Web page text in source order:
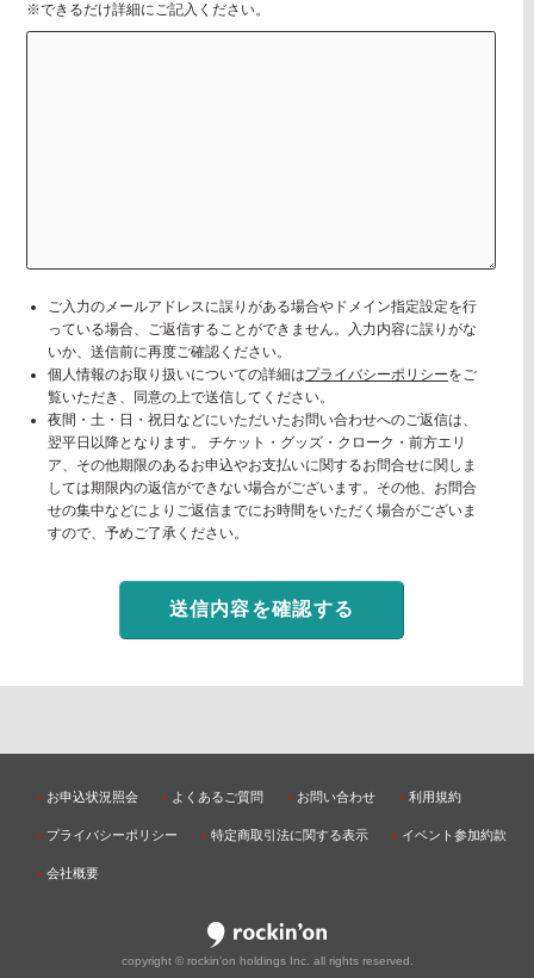
※できるだけ詳細にご記入ください。
ご入力のメールアドレスに誤りがある場合やドメイン指定設定を行
っている場合、ご返信することができません。入力内容に誤りがな
いか、送信前に再度ご確認ください。
個人情報のお取り扱いについての詳細はプライバシーポリシーをご
覧いただき、同意の上で送信してください。
夜間・土・日・祝日などにいただいたお問い合わせへのご返信は、
翌平日以降となります。 チケット・グッズ・クローク・前方エリ
ア、その他期限のあるお申込やお支払いに関するお問合せに関しま
しては期限内の返信ができない場合がございます。その他、お問合
せの集中などによりご返信までにお時間をいただく場合がございま
すので、予めご了承ください。
お申込状況照会 よくあるご質問 お問い合わせ 利用規約
プライバシーポリシー 特定商取引法に関する表示 イベント参加約款
会社概要
copyright © rockin'on holdings Inc. all rights reserved.